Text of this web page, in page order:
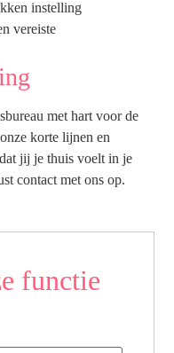
instelling
vereiste
met hart voor de
korte lijnen en
jij je thuis voelt in je
contact met ons op.
functie